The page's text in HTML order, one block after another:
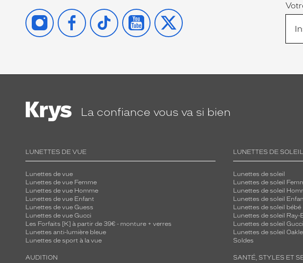
INSTAGRAMFACEBOOK
TIKTOK YOUTUBE
X
La confiance vous va si bien
LUNETTES DE VUE
Lunettes de vue
Lunettes de vue Femme
Lunettes de vue Homme
Lunettes de vue Enfant
Lunettes de vue Guess
Lunettes de vue Gucci
Les Forfaits [K] à partir de 39€ - monture + verres
Lunettes anti-lumière bleue
Lunettes de sport à la vue
LUNETTES DE SOLEIL
Lunettes de soleil
Lunettes de soleil
Lunettes de soleil
Lunettes de soleil
Lunettes de soleil bébé
Lunettes de soleil Ray-
Lunettes de soleil Gucci
Lunettes de soleil
Soldes
AUDITION SANTÉ, STYLES ET